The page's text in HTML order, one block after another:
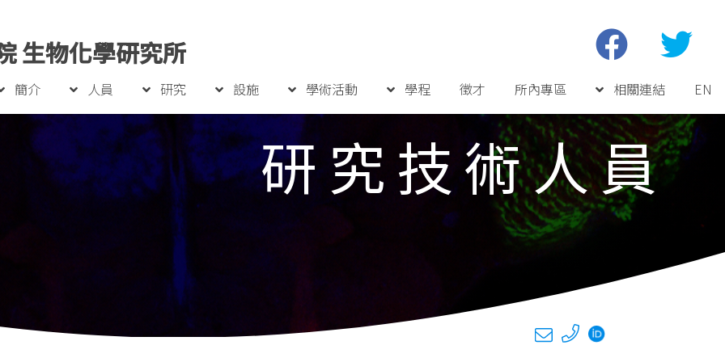
生物化學研究所
簡介 人員 研究 設施 學術活動 學程 徵才 所內專區 相關連結 EN
研究技術人員